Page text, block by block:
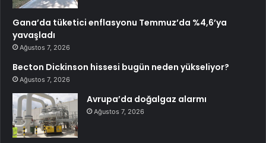
Gana’da tüketici enflasyonu Temmuz’da %4,6’ya
yavaşladı
Ağustos 7, 2026
Becton Dickinson hissesi bugün neden yükseliyor?
Ağustos 7, 2026
Avrupa’da doğalgaz alarmı
Ağustos 7, 2026